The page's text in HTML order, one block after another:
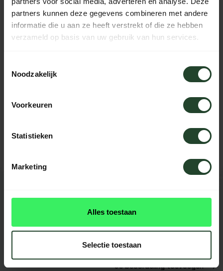
partners kunnen deze gegevens combineren met andere
informatie die u aan ze heeft verstrekt of die ze hebben
verzameld op basis van uw gebruik van hun services.
Noodzakelijk
Voorkeuren
Statistieken
Marketing
Alles toestaan
Selectie toestaan
PRODUCTOMSCHRIJVING
REVIEWS 0beoordelingen
Dit product heeft nog geen
Je beoordeling toevoegen